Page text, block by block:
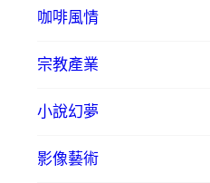
咖啡風情
宗教產業
小說幻夢
影像藝術